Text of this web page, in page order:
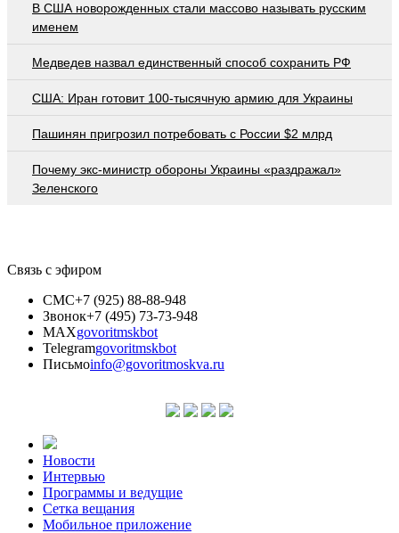
В США новорожденных стали массово называть русским
именем
Медведев назвал единственный способ сохранить РФ
США: Иран готовит 100-тысячную армию для Украины
Пашинян пригрозил потребовать c России $2 млрд
Почему экс-министр обороны Украины «раздражал»
Зеленского
Связь с эфиром
СМС+7 (925) 88-88-948
Звонок+7 (495) 73-73-948
MAXgovoritmskbot
Telegramgovoritmskbot
Письмоinfo@govoritmoskva.ru
Новости
Интервью
Программы и ведущие
Сетка вещания
Мобильное приложение